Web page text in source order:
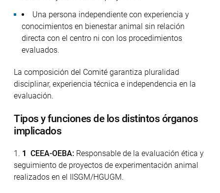
Una persona independiente con experiencia y
conocimientos en bienestar animal sin relación
directa con el centro ni con los procedimientos
evaluados.
La composición del Comité garantiza pluralidad
disciplinar, experiencia técnica e independencia en la
evaluación.
Tipos y funciones de los distintos órganos
implicados
CEEA-OEBA: Responsable de la evaluación ética y
seguimiento de proyectos de experimentación animal
realizados en el IISGM/HGUGM.